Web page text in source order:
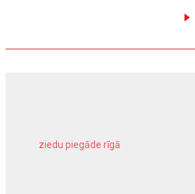
ziedu piegāde rīgā